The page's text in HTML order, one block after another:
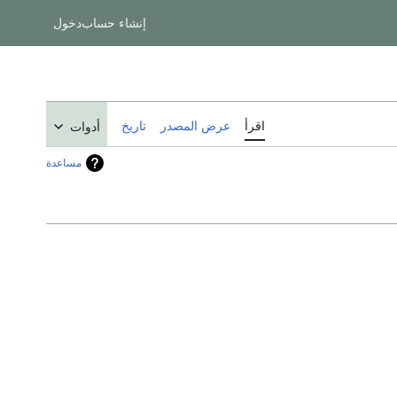
إنشاء حسابدخول
اقرأ عرض المصدر تاريخ أدوات
مساعدة